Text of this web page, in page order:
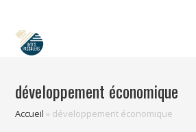
content
développement économique
Accueil » développement économique